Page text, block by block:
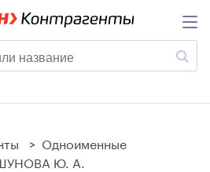
> Одноименные
Ю. А.